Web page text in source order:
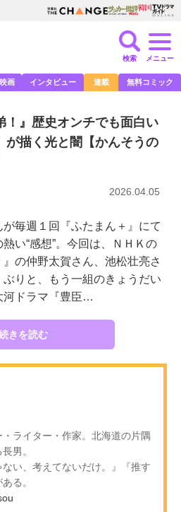
検索 メニュー
画 インタビュー 連載 無料コミック
！』歴史オンチでも面白い
が描く光と闇【かんそうの
2026.04.05
毎週１回『ふたまん＋』にて
い“感想”。今回は、ＮＨＫの
の仲野太賀さん、池松壮亮さ
りと、もう一組のきょうだい
ドラマ『豊臣…
きを読む
・ライター・作家。北海道の片隅
男。
い、考えてないだけ。』『推す
る。